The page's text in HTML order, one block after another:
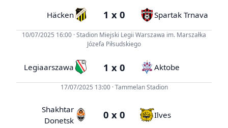
Häcken 1 x 0 Spartak Trnava
10/07/2025 16:00 · Stadion Miejski Legii Warszawa im. Marszałka
Józefa Piłsudskiego
Legiaarszawa 1 x 0 Aktobe
17/07/2025 13:00 · Tammelan Stadion
Shakhtar
Donetsk
0 x 0 Ilves